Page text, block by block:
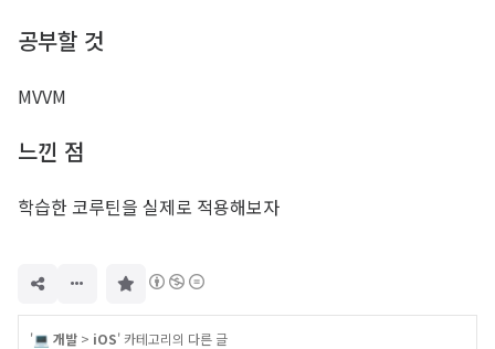
공부할 것
MVVM
느낀 점
학습한 코루틴을 실제로 적용해보자
'💻 개발 > iOS' 카테고리의 다른 글